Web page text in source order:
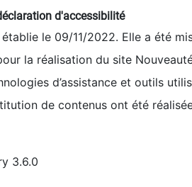
d'accessibilité
le 09/11/2022. Elle a été
la réalisation du site
d’assistance et outils
de contenus ont été
3.6.0